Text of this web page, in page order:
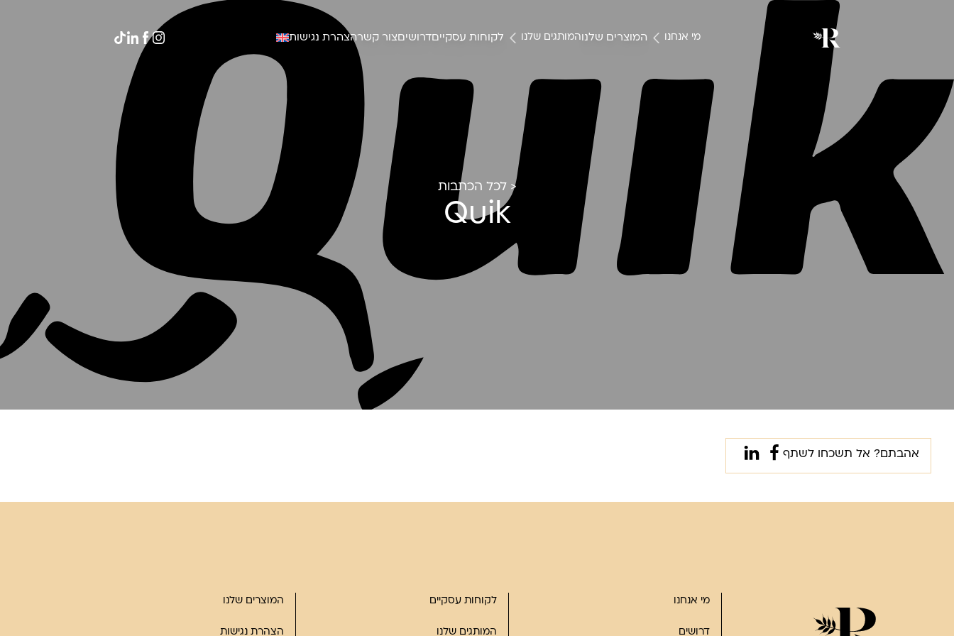
מי אנחנו המוצרים שלנו המותגים שלנו לקוחות עסקייםדרושים צור קשרהצהרת נגישות
< לכל הכתבות
Quik
אהבתם? אל תשכחו לשתף
מי אנחנו לקוחות עסקיים המוצרים שלנו
דרושים המותגים שלנו הצהרת נגישות